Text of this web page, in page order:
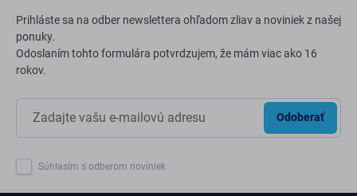
Prihláste sa na odber newslettera ohľadom zliav a noviniek z našej
ponuky.
Odoslaním tohto formulára potvrdzujem, že mám viac ako 16
rokov.
Odoberať
Súhlasím s odberom noviniek